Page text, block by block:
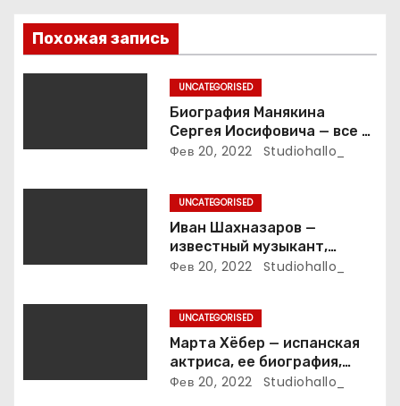
п
о
а
п
с
я
Похожая запись
UNCATEGORISED
Биография Манякина
Сергея Иосифовича — все о
ветеране футбола России!
Фев 20, 2022 Studiohallo_
UNCATEGORISED
Иван Шахназаров —
известный музыкант,
композитор и продюсер —
Фев 20, 2022 Studiohallo_
UNCATEGORISED
Марта Хёбер — испанская
актриса, ее биография,
фото и интересные факты,
Фев 20, 2022 Studiohallo_